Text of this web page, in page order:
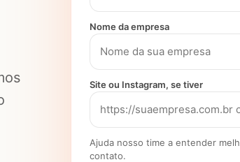
Nome da empresa
Site ou Instagram, se tiver
Ajuda nosso time a entender
contato.